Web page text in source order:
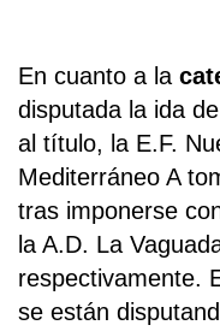
En cuanto a la
disputada la ida
al título, la E.F.
Mediterráneo A
tras imponerse
la A.D. La
respectivamente.
se están